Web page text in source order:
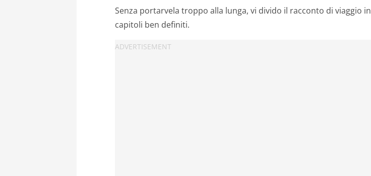
Senza portarvela troppo alla lunga, vi divido il racconto di viaggio in
capitoli ben definiti.